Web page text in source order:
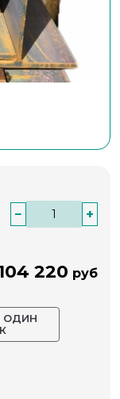
−
+
220 руб
ОДИН